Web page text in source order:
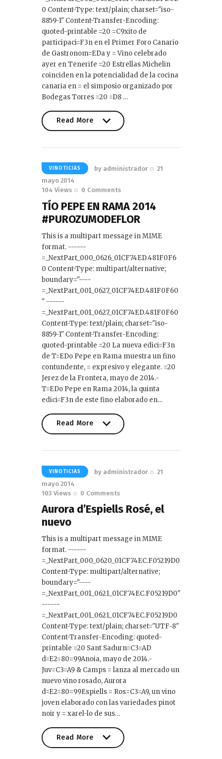
0 Content-Type: text/plain; charset="iso-
8859-1" Content-Transfer-Encoding:
quoted-printable =20 =C9xito de
participaci=F3n en el Primer Foro Canario
de Gastronom=EDa y = Vino celebrado
ayer en Tenerife =20 Estrellas Michelin
coinciden en la potencialidad de la cocina
canaria en = el simposio organizado por
Bodegas Torres =20 =D8 …
Read More
VINOTICIAS by administrador
21
mayo 2014
104 Views 0 Comments
TÍO PEPE EN RAMA 2014
#PUROZUMODEFLOR
This is a multipart message in MIME
format. ------
=_NextPart_000_0626_01CF74ED.481F0F6
0 Content-Type: multipart/alternative;
boundary="----
=_NextPart_001_0627_01CF74ED.481F0F60
" ------
=_NextPart_001_0627_01CF74ED.481F0F60
Content-Type: text/plain; charset="iso-
8859-1" Content-Transfer-Encoding:
quoted-printable =20 La nueva edici=F3n
de T=EDo Pepe en Rama muestra un fino
contundente, = expresivo y elegante. =20
Jerez de la Frontera, mayo de 2014.-
T=EDo Pepe en Rama 2014, la quinta
edici=F3n de este fino elaborado en…
Read More
VINOTICIAS by administrador
21
mayo 2014
103 Views 0 Comments
Aurora d’Espiells Rosé, el
nuevo
This is a multipart message in MIME
format. ------
=_NextPart_000_0620_01CF74EC.F05219D0
Content-Type: multipart/alternative;
boundary="----
=_NextPart_001_0621_01CF74EC.F05219D0"
------
=_NextPart_001_0621_01CF74EC.F05219D0
Content-Type: text/plain; charset="UTF-8"
Content-Transfer-Encoding: quoted-
printable =20 Sant Sadurn=C3=AD
d=E2=80=99Anoia, mayo de 2014.-
Juv=C3=A9 & Camps = lanza al mercado un
nuevo vino rosado, Aurora
d=E2=80=99Espiells = Ros=C3=A9, un vino
joven elaborado con las variedades pinot
noir y = xarel-lo de sus…
Read More